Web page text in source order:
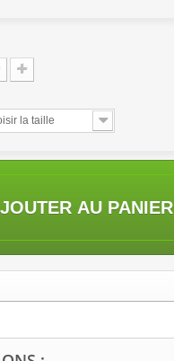
la taille
AU PANIER